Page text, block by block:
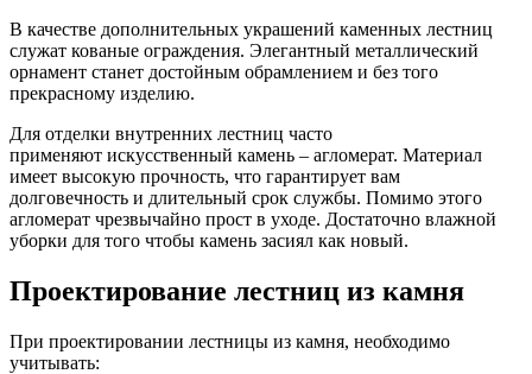
В качестве дополнительных украшений каменных лестниц
служат кованые ограждения. Элегантный металлический
орнамент станет достойным обрамлением и без того
прекрасному изделию.
Для отделки внутренних лестниц часто
применяют искусственный камень – агломерат. Материал
имеет высокую прочность, что гарантирует вам
долговечность и длительный срок службы. Помимо этого
агломерат чрезвычайно прост в уходе. Достаточно влажной
уборки для того чтобы камень засиял как новый.
Проектирование лестниц из камня
При проектировании лестницы из камня, необходимо
учитывать: